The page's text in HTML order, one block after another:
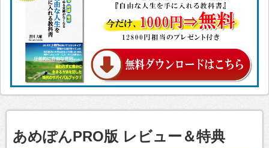
あめぽんPRO版 レビュー＆特典